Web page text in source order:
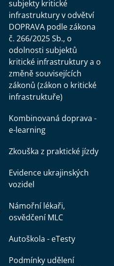
subjekty kritické
infrastruktury v odvětví
DOPRAVA podle zákona
č. 266/2025 Sb., o
odolnosti subjektů
kritické infrastruktury a o
změně souvisejících
zákonů (zákon o kritické
infrastruktuře)
Kombinovaná doprava -
e-learning
Zkouška z praktické jízdy
Evidence ukrajinských
vozidel
Námořní lékaři,
osvědčení MLC
Autoškola - eTesty
Podmínky udělení